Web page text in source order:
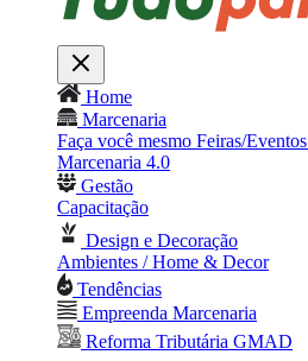
Home
Marcenaria
Faça você mesmo Feiras/Eventos
Marcenaria 4.0
Gestão
Capacitação
Design e Decoração
Ambientes / Home & Decor
Tendências
Empreenda Marcenaria
Reforma Tributária GMAD